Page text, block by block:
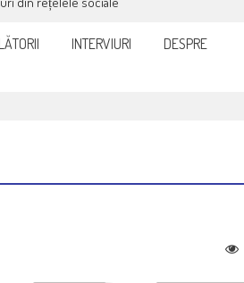
INTERVIURI DESPRE